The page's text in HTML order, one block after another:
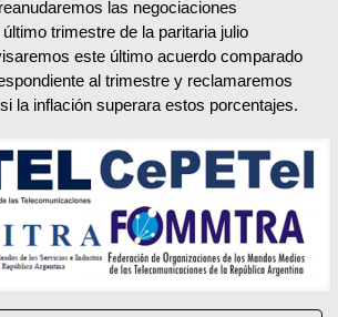
las negociaciones
trimestre de la paritaria julio
este último acuerdo comparado
al trimestre y reclamaremos
la inflación superara estos porcentajes.